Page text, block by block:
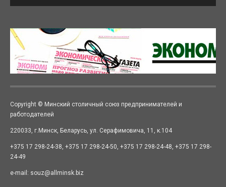
Copyright © Минский столичный союз предпринимателей и
работодателей
220033, г.Минск, Беларусь, ул. Серафимовича, 11, к.104
+375 17 298-24-38, +375 17 298-24-50, +375 17 298-24-48, +375 17 298-
24-49
e-mail: souz@allminsk.biz